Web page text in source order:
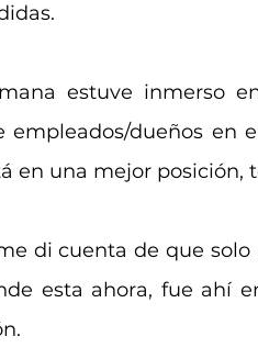
estuve inmerso
empleados/dueños en
en una mejor posición,
di cuenta de que
esta ahora, fue ahí